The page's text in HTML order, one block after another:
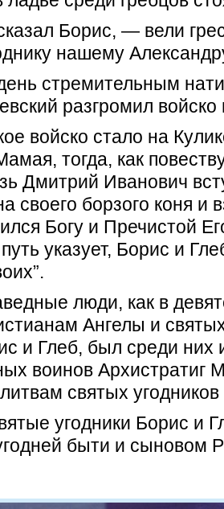
Борис, — вели
нашему
стремительным
разгромил
войско стало на
тогда, как
Дмитрий Иванович
своего борзого коня и
Богу и Пречистой
указует, Борис и
люди, как в
Ангелы и
и Глеб, был среди них
воинов Архистратиг
святых
угодники Борис и
быти и сыновом